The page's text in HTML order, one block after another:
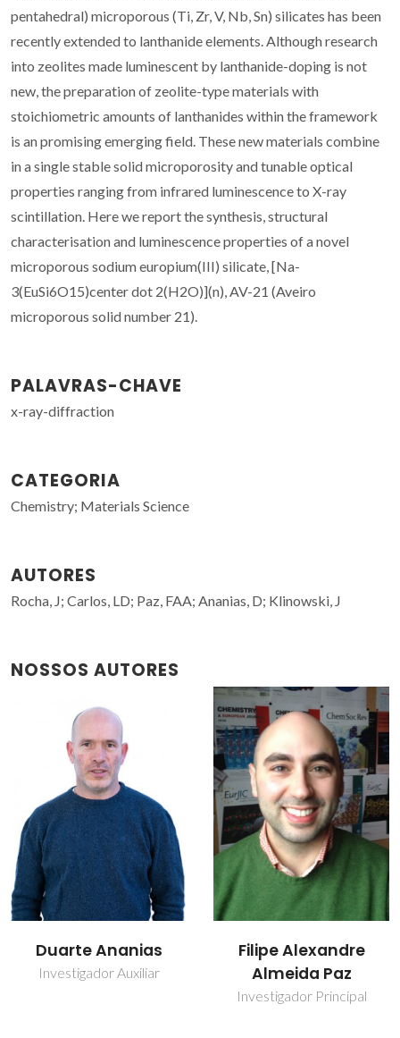
pentahedral) microporous (Ti, Zr, V, Nb, Sn) silicates has been
recently extended to lanthanide elements. Although research
into zeolites made luminescent by lanthanide-doping is not
new, the preparation of zeolite-type materials with
stoichiometric amounts of lanthanides within the framework
is an promising emerging field. These new materials combine
in a single stable solid microporosity and tunable optical
properties ranging from infrared luminescence to X-ray
scintillation. Here we report the synthesis, structural
characterisation and luminescence properties of a novel
microporous sodium europium(III) silicate, [Na-
3(EuSi6O15)center dot 2(H2O)](n), AV-21 (Aveiro
microporous solid number 21).
PALAVRAS-CHAVE
x-ray-diffraction
CATEGORIA
Chemistry; Materials Science
AUTORES
Rocha, J; Carlos, LD; Paz, FAA; Ananias, D; Klinowski, J
NOSSOS AUTORES
Filipe Alexandre
Almeida Paz
João Rocha
Prof. Catedrático